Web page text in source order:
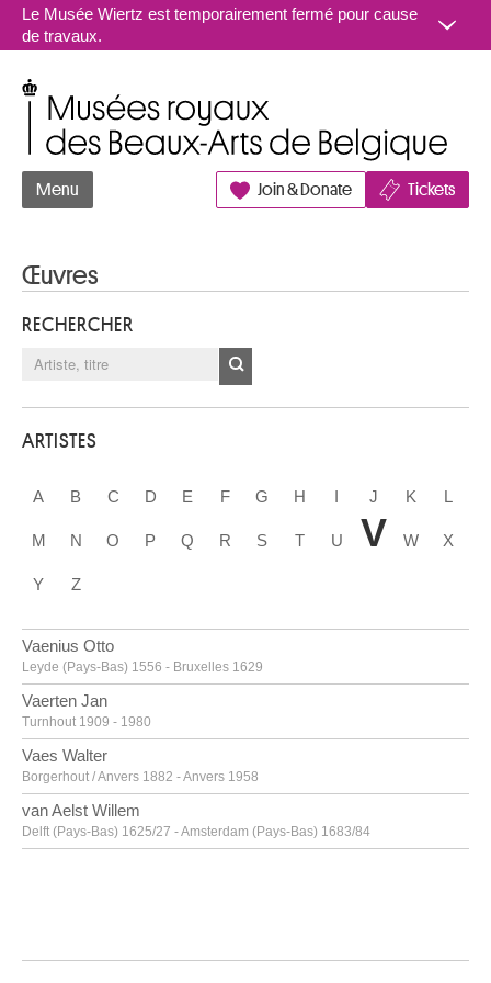
Aller au contenu
Le Musée Wiertz est temporairement fermé pour cause
de travaux.
Menu Join & Donate Tickets
Œuvres
RECHERCHER
ARTISTES
A B C D E F G H I J K L
M N O P Q R S T U V W X
Y Z
Vaenius Otto
Leyde (Pays-Bas) 1556 - Bruxelles 1629
Vaerten Jan
Turnhout 1909 - 1980
Vaes Walter
Borgerhout / Anvers 1882 - Anvers 1958
van Aelst Willem
Delft (Pays-Bas) 1625/27 - Amsterdam (Pays-Bas) 1683/84